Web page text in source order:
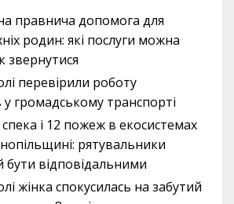
правнича допомога для
родин: які послуги можна
звернутися
перевірили роботу
у громадському транспорті
і 12 пожеж в екосистемах
рятувальники
відповідальними
жінка спокусилась на забутий